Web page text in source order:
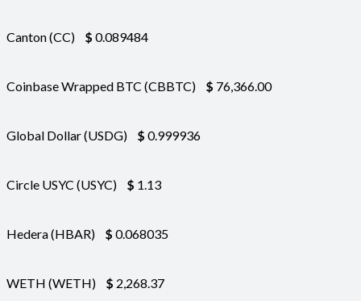
Canton (CC) $ 0.089484
Coinbase Wrapped BTC (CBBTC) $ 76,366.00
Global Dollar (USDG) $ 0.999936
Circle USYC (USYC) $ 1.13
Hedera (HBAR) $ 0.068035
WETH (WETH) $ 2,268.37